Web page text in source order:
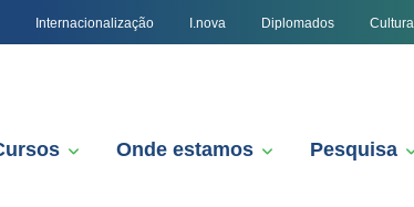
Internacionalização I.nova Diplomados Cultura
Onde estamos Pesquisa